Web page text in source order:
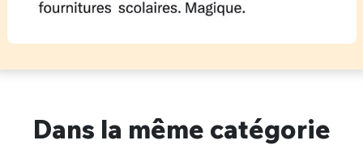
Dans la même catégorie